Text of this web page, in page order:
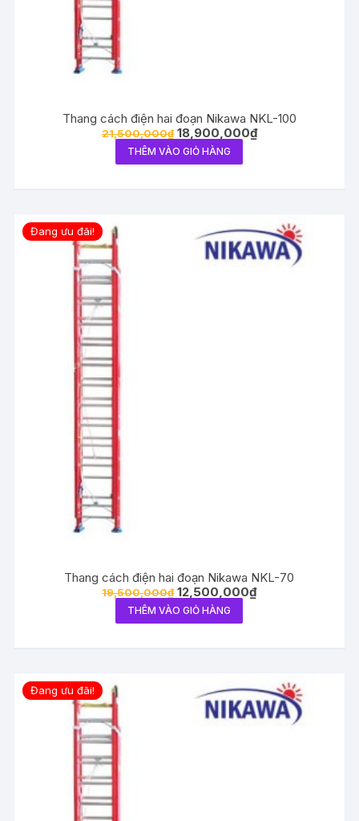
Thang cách điện hai đoạn Nikawa NKL-100
21,500,000₫ 18,900,000₫
THÊM VÀO GIỎ HÀNG
Đang ưu đãi!
Thang cách điện hai đoạn Nikawa NKL-70
19,500,000₫ 12,500,000₫
THÊM VÀO GIỎ HÀNG
Đang ưu đãi!